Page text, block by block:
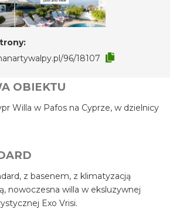
96/18107
OBIEKTU
Willa w Pafos na Cyprze, w dzielnicy
z basenem, z klimatyzacją
nowoczesna willa w eksluzywnej
Exo Vrisi.